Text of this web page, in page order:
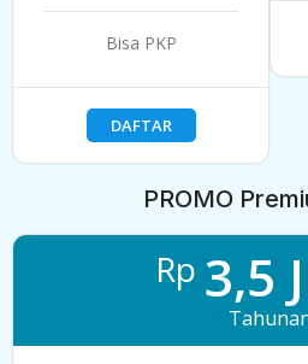
Bisa PKP
DAFTAR
PROMO
Rp 3,5